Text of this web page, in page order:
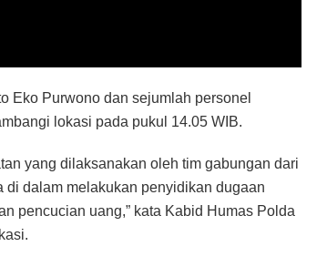
Eko Purwono dan sejumlah personel
lokasi pada pukul 14.05 WIB.
yang dilaksanakan oleh tim gabungan dari
di dalam melakukan penyidikan dugaan
pencucian uang,” kata Kabid Humas Polda